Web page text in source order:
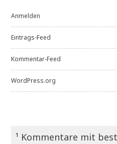
Anmelden
Eintrags-Feed
Kommentar-Feed
WordPress.org
¹ Kommentare mit